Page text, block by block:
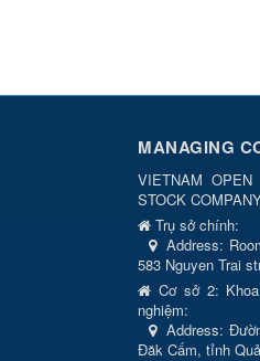
MANAGING
VIETNAM OPEN
STOCK
Trụ sở chính:
Address:
583 Nguyen Trai
Cơ sở 2:
nghiệm:
Address:
Đăk Cấm, tỉnh